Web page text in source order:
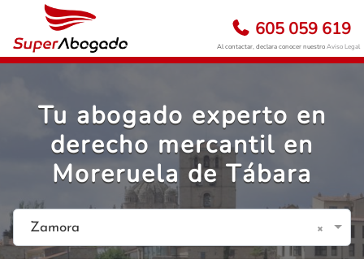
605 059 619
Al contactar, declara conocer nuestroAviso Legal
Tu abogado experto en
derecho mercantil en
Moreruela de Tábara
Zamora ×